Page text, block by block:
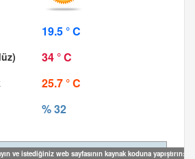
19.5 ° C
34 ° C
25.7 ° C
% 32
ve istediğiniz web sayfasının kaynak koduna yapıştırın: